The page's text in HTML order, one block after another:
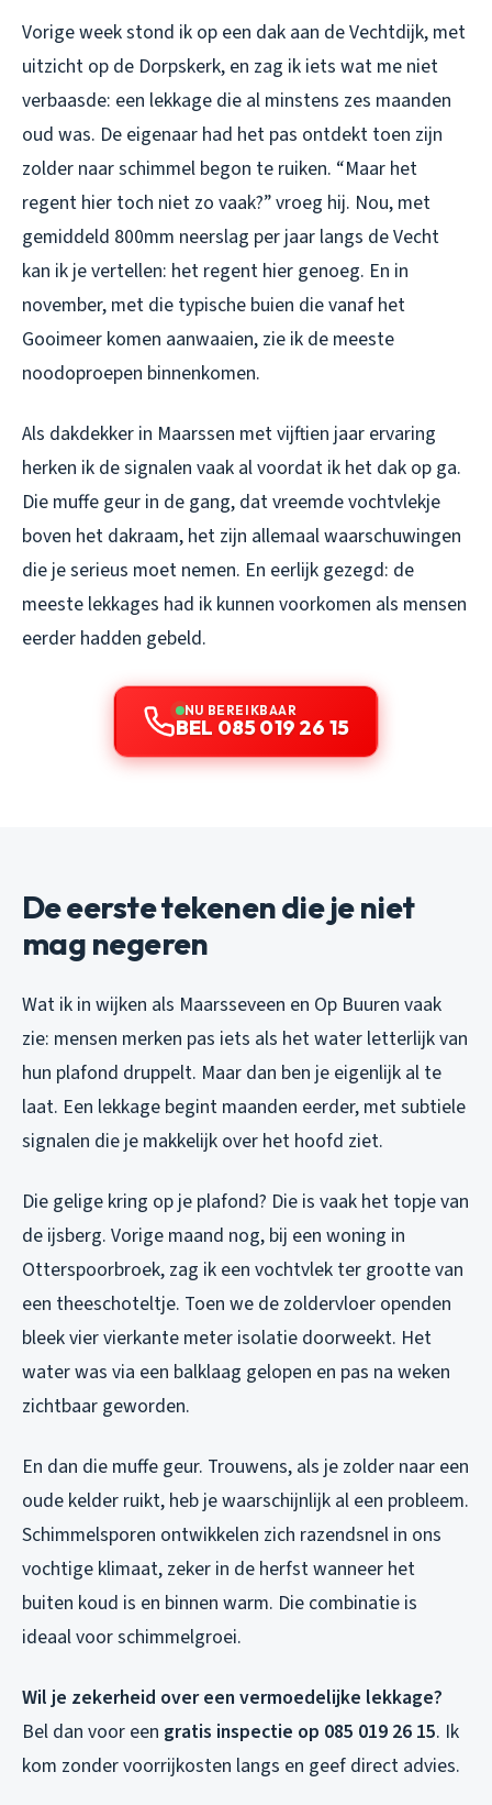
Vorige week stond ik op een dak aan de Vechtdijk, met
uitzicht op de Dorpskerk, en zag ik iets wat me niet
verbaasde: een lekkage die al minstens zes maanden
oud was. De eigenaar had het pas ontdekt toen zijn
zolder naar schimmel begon te ruiken. “Maar het
regent hier toch niet zo vaak?” vroeg hij. Nou, met
gemiddeld 800mm neerslag per jaar langs de Vecht
kan ik je vertellen: het regent hier genoeg. En in
november, met die typische buien die vanaf het
Gooimeer komen aanwaaien, zie ik de meeste
noodoproepen binnenkomen.
Als dakdekker in Maarssen met vijftien jaar ervaring
herken ik de signalen vaak al voordat ik het dak op ga.
Die muffe geur in de gang, dat vreemde vochtvlekje
boven het dakraam, het zijn allemaal waarschuwingen
die je serieus moet nemen. En eerlijk gezegd: de
meeste lekkages had ik kunnen voorkomen als mensen
eerder hadden gebeld.
NU BEREIKBAAR
BEL 085 019 26 15
De eerste tekenen die je niet
mag negeren
Wat ik in wijken als Maarsseveen en Op Buuren vaak
zie: mensen merken pas iets als het water letterlijk van
hun plafond druppelt. Maar dan ben je eigenlijk al te
laat. Een lekkage begint maanden eerder, met subtiele
signalen die je makkelijk over het hoofd ziet.
Die gelige kring op je plafond? Die is vaak het topje van
de ijsberg. Vorige maand nog, bij een woning in
Otterspoorbroek, zag ik een vochtvlek ter grootte van
een theeschoteltje. Toen we de zoldervloer openden
bleek vier vierkante meter isolatie doorweekt. Het
water was via een balklaag gelopen en pas na weken
zichtbaar geworden.
En dan die muffe geur. Trouwens, als je zolder naar een
oude kelder ruikt, heb je waarschijnlijk al een probleem.
Schimmelsporen ontwikkelen zich razendsnel in ons
vochtige klimaat, zeker in de herfst wanneer het
buiten koud is en binnen warm. Die combinatie is
ideaal voor schimmelgroei.
Wil je zekerheid over een vermoedelijke lekkage?
Bel dan voor een gratis inspectie op 085 019 26 15. Ik
kom zonder voorrijkosten langs en geef direct advies.